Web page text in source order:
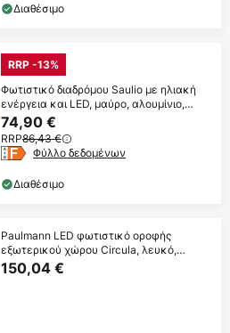
Διαθέσιμο
RRP -13%
Φωτιστικό διαδρόμου Saulio με ηλιακή
ενέργεια και LED, μαύρο, αλουμίνιο,
IP44
74,90 €
RRP86,43 €
Φύλλο δεδομένων
Διαθέσιμο
Paulmann LED φωτιστικό οροφής
εξωτερικού χώρου Circula, λευκό,
αισθητήρας, IP44
150,04 €